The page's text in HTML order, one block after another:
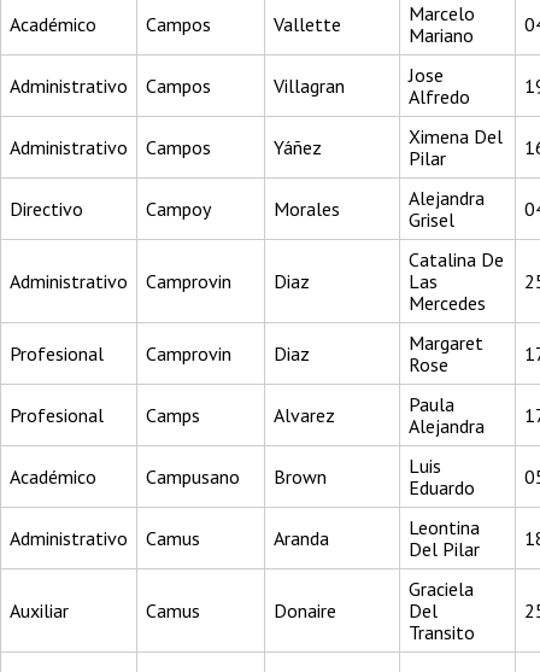
Académico Campos Vallette
Marcelo
Mariano
Administrativo Campos Villagran
Jose
Alfredo
Administrativo Campos Yáñez
Ximena Del
Pilar
Directivo Campoy Morales
Alejandra
Grisel
Administrativo Camprovin Diaz
Catalina De
Las
Mercedes
Profesional Camprovin Diaz
Margaret
Rose
Profesional Camps Alvarez
Paula
Alejandra
Académico Campusano Brown
Luis
Eduardo
Administrativo Camus Aranda
Leontina
Del Pilar
Auxiliar Camus Donaire
Graciela
Del
Transito